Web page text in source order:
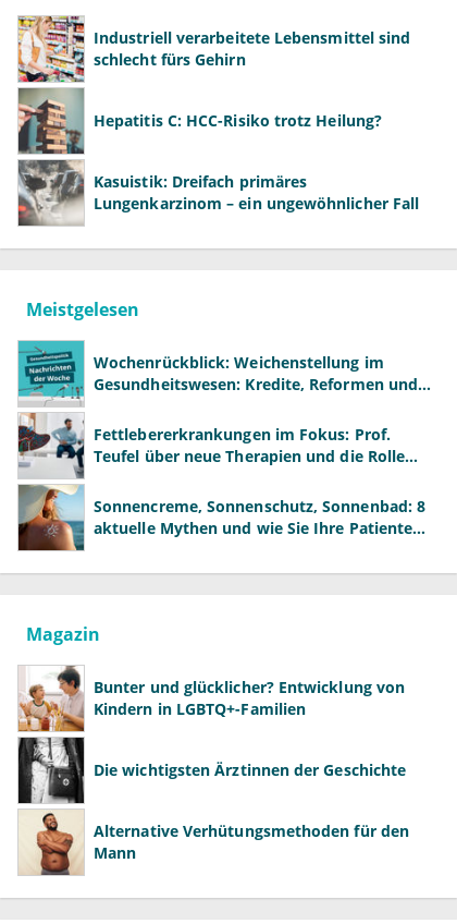
Industriell verarbeitete Lebensmittel sind
schlecht fürs Gehirn
Hepatitis C: HCC-Risiko trotz Heilung?
Kasuistik: Dreifach primäres
Lungenkarzinom – ein ungewöhnlicher Fall
Meistgelesen
Wochenrückblick: Weichenstellung im
Gesundheitswesen: Kredite, Reformen und
Fettlebererkrankungen im Fokus: Prof.
Teufel über neue Therapien und die Rolle
Sonnencreme, Sonnenschutz, Sonnenbad: 8
aktuelle Mythen und wie Sie Ihre Patienten
Magazin
Bunter und glücklicher? Entwicklung von
Kindern in LGBTQ+-Familien
Die wichtigsten Ärztinnen der Geschichte
Alternative Verhütungsmethoden für den
Mann